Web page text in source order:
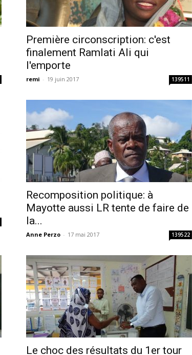
Première circonscription: c'est
finalement Ramlati Ali qui
l'emporte
remi - 19 juin 2017 139511
Recomposition politique: à
Mayotte aussi LR tente de faire de
la...
Anne Perzo - 17 mai 2017 139522
Le choc des résultats du 1er tour